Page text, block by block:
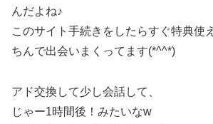
んだよね♪
このサイト手続きをしたらすぐ特典使
ちんで出会いまくってます(*^^*)
アド交換して少し会話して、
じゃー1時間後！みたいなw